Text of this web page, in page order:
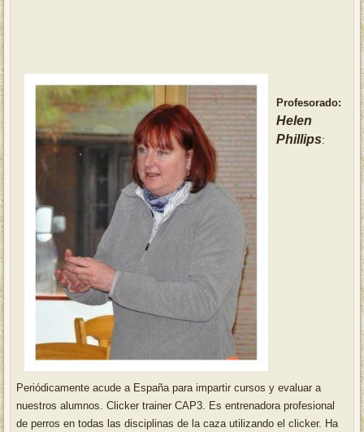
Profesorado:
Helen
Phillips:
Periódicamente acude a España para impartir cursos y evaluar a
nuestros alumnos. Clicker trainer CAP3. Es entrenadora profesional
de perros en todas las disciplinas de la caza utilizando el clicker. Ha